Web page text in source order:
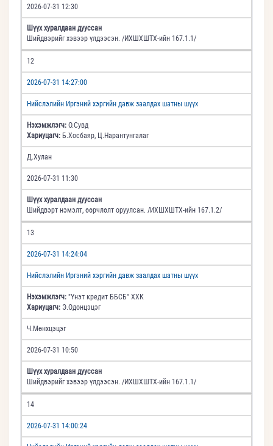
2026-07-31 12:30
Шүүх хуралдаан дууссан
Шийдвэрийг хэвээр үлдээсэн. /ИХШХШТХ-ийн 167.1.1/
12
2026-07-31 14:27:00
Нийслэлийн Иргэний хэргийн давж заалдах шатны шүүх
Нэхэмжлэгч: О.Сувд
Хариуцагч: Б.Хосбаяр, Ц.Нарантунгалаг
Д.Хулан
2026-07-31 11:30
Шүүх хуралдаан дууссан
Шийдвэрт нэмэлт, өөрчлөлт оруулсан. /ИХШХШТХ-ийн 167.1.2/
13
2026-07-31 14:24:04
Нийслэлийн Иргэний хэргийн давж заалдах шатны шүүх
Нэхэмжлэгч: "Үнэт кредит ББСБ" ХХК
Хариуцагч: Э.Одонцэцэг
Ч.Мөнхцэцэг
2026-07-31 10:50
Шүүх хуралдаан дууссан
Шийдвэрийг хэвээр үлдээсэн. /ИХШХШТХ-ийн 167.1.1/
14
2026-07-31 14:00:24